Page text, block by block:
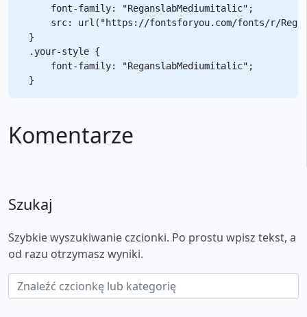
    font-family: "ReganslabMediumitalic";
src: url("https://fontsforyou.com/fonts/r/
}
.your-style {
    font-family: "ReganslabMediumitalic";
Komentarze
Szukaj
Szybkie wyszukiwanie czcionki. Po prostu wpisz tekst, a
od razu otrzymasz wyniki.